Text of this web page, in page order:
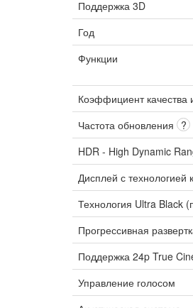
Поддержка 3D
Год
Функции
Коэффициент качества
Частота обновления ?
HDR - High Dynamic
Дисплей с технологией
Технология Ultra Black
Прогрессивная
Поддержка 24p True
Управление голосом